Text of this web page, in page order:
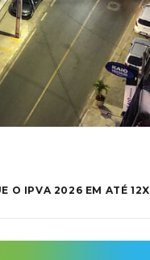
O IPVA 2026 EM ATÉ 12X